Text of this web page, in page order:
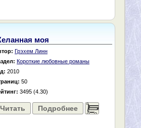
моя
Грэхем Линн
Короткие любовные романы
2010
50
3495 (4.30)
Читать Подробнее ......